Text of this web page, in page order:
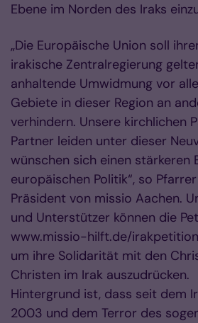
Ebene im Norden des Iraks
„Die Europäische Union soll
irakische Zentralregierung
anhaltende Umwidmung vor
Gebiete in dieser Region an
verhindern. Unsere kirchlichen
Partner leiden unter dieser
wünschen sich einen stärkeren
europäischen Politik“, so
Präsident von missio Aachen.
und Unterstützer können die
www.missio-hilft.de/
um ihre Solidarität mit den
Christen im Irak auszudrücken.
Hintergrund ist, dass seit dem
2003 und dem Terror des